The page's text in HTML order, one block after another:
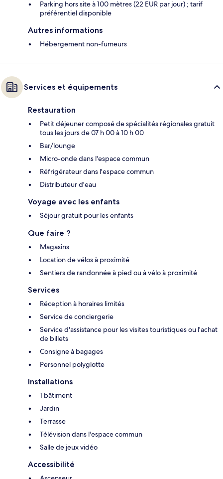
Parking hors site à 100 mètres (22 EUR par jour) ; tarif
préférentiel disponible
Autres informations
Hébergement non-fumeurs
Services et équipements
Restauration
Petit déjeuner composé de spécialités régionales gratuit
tous les jours de 07 h 00 à 10 h 00
Bar/lounge
Micro-onde dans l'espace commun
Réfrigérateur dans l'espace commun
Distributeur d'eau
Voyage avec les enfants
Séjour gratuit pour les enfants
Que faire ?
Magasins
Location de vélos à proximité
Sentiers de randonnée à pied ou à vélo à proximité
Services
Réception à horaires limités
Service de conciergerie
Service d'assistance pour les visites touristiques ou l'achat
de billets
Consigne à bagages
Personnel polyglotte
Installations
1 bâtiment
Jardin
Terrasse
Télévision dans l'espace commun
Salle de jeux vidéo
Accessibilité